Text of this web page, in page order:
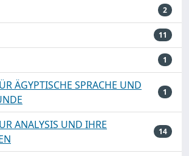
2
11
1
ÄGYPTISCHE SPRACHE UND
1
ANALYSIS UND IHRE
14